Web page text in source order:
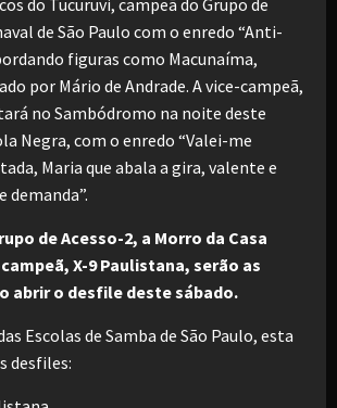
do Tucuruvi, campeã do Grupo de
de São Paulo com o enredo “Anti-
figuras como Macunaíma,
por Mário de Andrade. A vice-campeã,
no Sambódromo na noite deste
Negra, com o enredo “Valei-me
Maria que abala a gira, valente e
demanda”.
de Acesso-2, a Morro da Casa
X-9 Paulistana, serão as
abrir o desfile deste sábado.
Escolas de Samba de São Paulo, esta
desfiles: